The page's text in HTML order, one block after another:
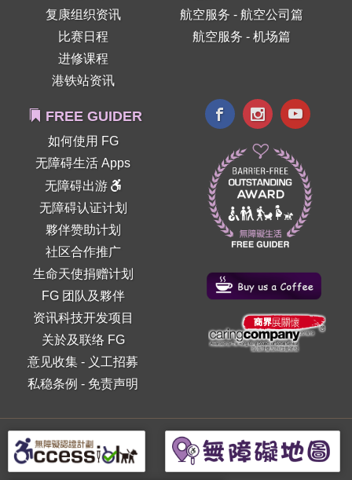
复康组织资讯
比赛日程
进修课程
港铁站资讯
航空服务 - 航空公司篇
航空服务 - 机场篇
FREE GUIDER
如何使用 FG
无障碍生活 Apps
无障碍出游
无障碍认证计划
夥伴赞助计划
社区合作推广
生命天使捐赠计划
FG 团队及夥伴
资讯科技开发项目
关於及联络 FG
意见收集 - 义工招募
私稳条例 - 免责声明